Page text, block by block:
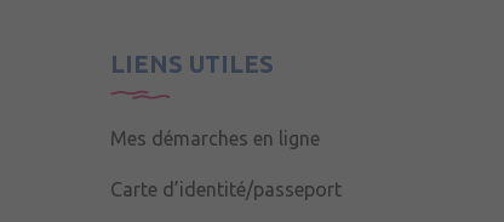
LIENS UTILES
Mes démarches en ligne
Carte d’identité/passeport